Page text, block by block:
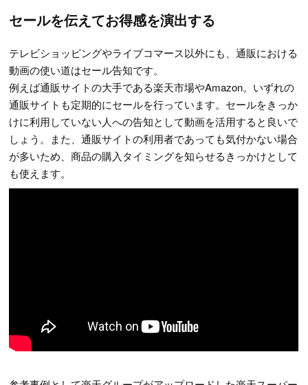
セールを伝えてお得感を演出する
テレビショッピングやライブコマース以外にも、通販における
動画の使い道はセール告知です。
例えば通販サイトの大手である楽天市場やAmazon。いずれの
通販サイトも定期的にセールを行っています。セールをきっか
けに利用していない人への告知として動画を活用すると良いで
しょう。また、通販サイトの利用者であっても気付かない場合
が多いため、商品の購入タイミングを知らせるきっかけとして
も使えます。